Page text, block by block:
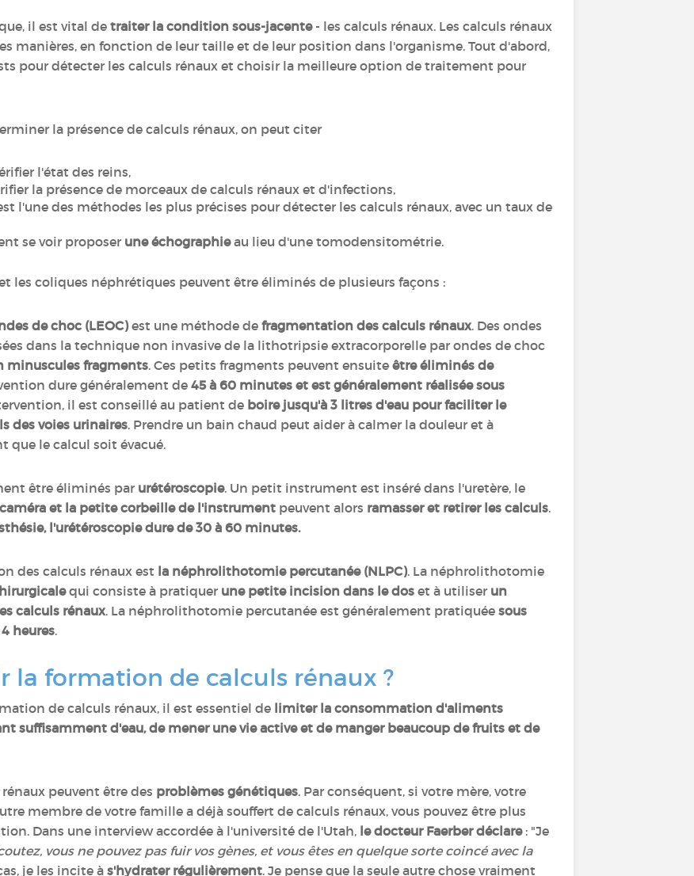
il est vital de traiter la condition sous-jacente- les calculs rénaux. Les calculs rénaux
manières, en fonction de leur taille et de leur position dans l'organisme. Tout d'abord,
pour détecter les calculs rénaux et choisir la meilleure option de traitement pour
la présence de calculs rénaux, on peut citer
l'état des reins,
la présence de morceaux de calculs rénaux et d'infections,
l'une des méthodes les plus précises pour détecter les calculs rénaux, avec un taux de
se voir proposer une échographieau lieu d'une tomodensitométrie.
les coliques néphrétiques peuvent être éliminés de plusieurs façons :
de choc (LEOC)est une méthode de fragmentation des calculs rénaux. Des ondes
dans la technique non invasive de la lithotripsie extracorporelle par ondes de choc
minuscules fragments. Ces petits fragments peuvent ensuite être éliminés de
dure généralement de 45 à 60 minutes et est généralement réalisée sous
il est conseillé au patient de boire jusqu'à 3 litres d'eau pour faciliter le
des voies urinaires. Prendre un bain chaud peut aider à calmer la douleur et à
que le calcul soit évacué.
être éliminés par urétéroscopie. Un petit instrument est inséré dans l'uretère, le
et la petite corbeille de l'instrument peuvent alors ramasser et retirer les calculs.
l'urétéroscopie dure de 30 à 60 minutes.
des calculs rénaux est la néphrolithotomie percutanée (NLPC). La néphrolithotomie
qui consiste à pratiquer une petite incision dans le dos et à utiliser un
calculs rénaux. La néphrolithotomie percutanée est généralement pratiquée sous
heures.
la formation de calculs rénaux ?
de calculs rénaux, il est essentiel de limiter la consommation d'aliments
suffisamment d'eau, de mener une vie active et de manger beaucoup de fruits et de
peuvent être des problèmes génétiques. Par conséquent, si votre mère, votre
membre de votre famille a déjà souffert de calculs rénaux, vous pouvez être plus
Dans une interview accordée à l'université de l'Utah, le docteur Faerber déclare: "Je
vous ne pouvez pas fuir vos gènes, et vous êtes en quelque sorte coincé avec la
je les incite à s'hydrater régulièrement. Je pense que la seule autre chose vraiment